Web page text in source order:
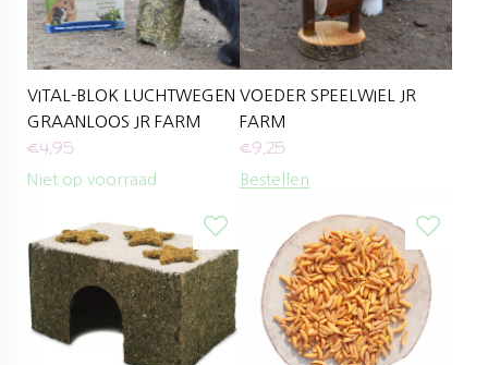
VITAL-BLOK LUCHTWEGEN
GRAANLOOS JR FARM
€4,95
Niet op voorraad
VOEDER SPEELWIEL JR
FARM
€9,25
Bestellen